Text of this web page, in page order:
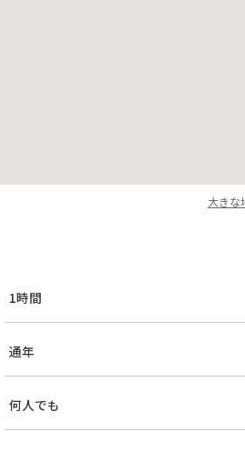
大きな
1時間
通年
何人でも